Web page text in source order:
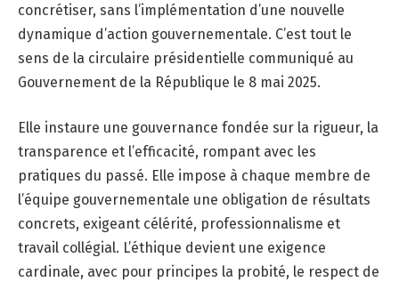
concrétiser, sans l’implémentation d’une nouvelle
dynamique d’action gouvernementale. C’est tout le
sens de la circulaire présidentielle communiqué au
Gouvernement de la République le 8 mai 2025.
Elle instaure une gouvernance fondée sur la rigueur, la
transparence et l’efficacité, rompant avec les
pratiques du passé. Elle impose à chaque membre de
l’équipe gouvernementale une obligation de résultats
concrets, exigeant célérité, professionnalisme et
travail collégial. L’éthique devient une exigence
cardinale, avec pour principes la probité, le respect de